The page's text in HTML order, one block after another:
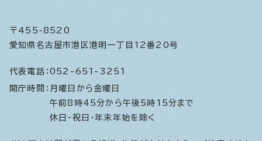
〒455-8520
愛知県名古屋市港区港明一丁目12番20号
代表電話： 052-651-3251
開庁時間： 月曜日から金曜日
午前8時45分から午後5時15分まで
休日・祝日・年末年始を除く